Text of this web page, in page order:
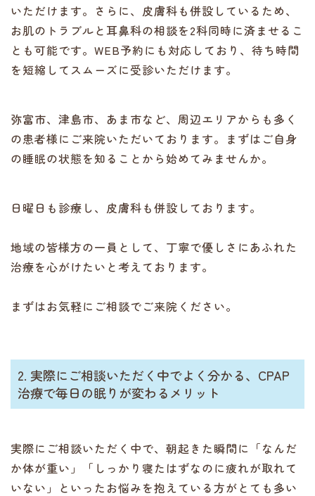
いただけます。さらに、皮膚科も併設しているため、
お肌のトラブルと耳鼻科の相談を2科同時に済ませるこ
とも可能です。WEB予約にも対応しており、待ち時間
を短縮してスムーズに受診いただけます。
弥富市、津島市、あま市など、周辺エリアからも多く
の患者様にご来院いただいております。まずはご自身
の睡眠の状態を知ることから始めてみませんか。
日曜日も診療し、皮膚科も併設しております。
地域の皆様方の一員として、丁寧で優しさにあふれた
治療を心がけたいと考えております。
まずはお気軽にご相談でご来院ください。
2. 実際にご相談いただく中でよく分かる、CPAP
治療で毎日の眠りが変わるメリット
実際にご相談いただく中で、朝起きた瞬間に「なんだ
か体が重い」「しっかり寝たはずなのに疲れが取れて
いない」といったお悩みを抱えている方がとても多い